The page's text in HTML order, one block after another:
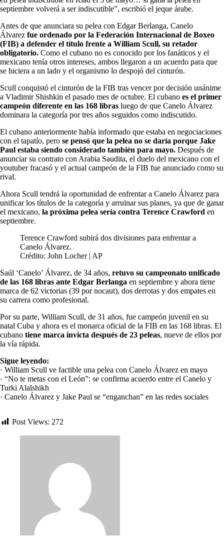
septiembre volverá a ser indiscutible”, escribió el jeque árabe.
Antes de que anunciara su pelea con Edgar Berlanga, Canelo
Álvarez fue ordenado por la Federación Internacional de Boxeo
(FIB) a defender el título frente a William Scull, su retador
obligatorio. Como el cubano no es conocido por los fanáticos y el
mexicano tenía otros intereses, ambos llegaron a un acuerdo para que
se hiciera a un lado y el organismo lo despojó del cinturón.
Scull conquistó el cinturón de la FIB tras vencer por decisión unánime
a Vladimir Shishkin el pasado mes de octubre. El cubano es el primer
campeón diferente en las 168 libras luego de que Canelo Álvarez
dominara la categoría por tres años seguidos como indiscutido.
El cubano anteriormente había informado que estaba en negociaciones
con el tapatío, pero se pensó que la pelea no se daría porque Jake
Paul estaba siendo considerado también para mayo. Después de
anunciar su contrato con Arabia Saudita, el duelo del mexicano con el
youtuber fracasó y el actual campeón de la FIB fue anunciado como su
rival.
Ahora Scull tendrá la oportunidad de enfrentar a Canelo Álvarez para
unificar los títulos de la categoría y arruinar sus planes, ya que de ganar
el mexicano, la próxima pelea sería contra Terence Crawford en
septiembre.
Terence Crawford subirá dos divisiones para enfrentar a
Canelo Álvarez.
Crédito: John Locher | AP
Saúl ‘Canelo’ Álvarez, de 34 años, retuvo su campeonato unificado
de las 168 libras ante Edgar Berlanga en septiembre y ahora tiene
marca de 62 victorias (39 por nocaut), dos derrotas y dos empates en
su carrera como profesional.
Por su parte, William Scull, de 31 años, fue campeón juvenil en su
natal Cuba y ahora es el monarca oficial de la FIB en las 168 libras. El
cubano tiene marca invicta después de 23 peleas, nueve de ellos por
la vía rápida.
Sigue leyendo:
· William Scull ve factible una pelea con Canelo Álvarez en mayo
· “No te metas con el León”: se confirma acuerdo entre el Canelo y
Turki Alalshikh
· Canelo Álvarez y Jake Paul se “enganchan” en las redes sociales
Post Views: 272